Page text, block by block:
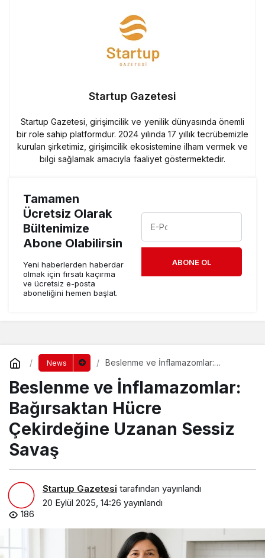
Startup Gazetesi
Startup Gazetesi, girişimcilik ve yenilik dünyasında önemli
bir role sahip platformdur. 2024 yılında 17 yıllık tecrübemizle
kurulan şirketimiz, girişimcilik ekosistemine ilham vermek ve
bilgi sağlamak amacıyla faaliyet göstermektedir.
Tamamen
Ücretsiz Olarak
Bültenimize
Abone Olabilirsin
Yeni haberlerden haberdar
olmak için fırsatı kaçırma
ve ücretsiz e-posta
aboneliğini hemen başlat.
ABONE OL
News
Beslenme ve İnflamazomlar:
Uzanan Sessiz Savaş
Beslenme ve İnflamazomlar:
Bağırsaktan Hücre
Çekirdeğine Uzanan Sessiz
Savaş
Startup Gazetesi tarafından yayınlandı
20 Eylül 2025, 14:26 yayınlandı
186